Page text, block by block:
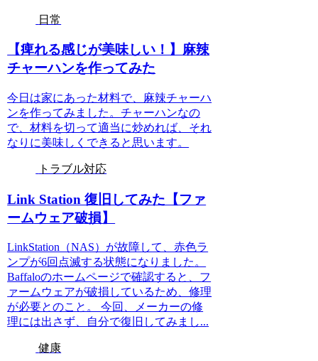
日常
【痺れる感じが美味しい！】麻辣
チャーハンを作ってみた
今日は家にあった材料で、麻辣チャーハ
ンを作ってみました。チャーハンなの
で、材料を切って適当に炒めれば、それ
なりに美味しくできると思います。
トラブル対応
Link Station 復旧してみた【ファ
ームウェア破損】
LinkStation（NAS）が故障して、赤色ラ
ンプが6回点滅する状態になりました。
Baffaloのホームページで確認すると、フ
ァームウェアが破損しているため、修理
が必要とのこと。 今回、メーカーの修
理には出さず、自分で復旧してみまし...
健康